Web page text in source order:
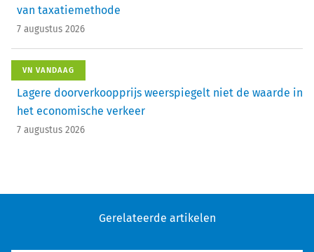
van taxatiemethode
7 augustus 2026
VN VANDAAG
Lagere doorverkoopprijs weerspiegelt niet de waarde in
het economische verkeer
7 augustus 2026
Gerelateerde artikelen